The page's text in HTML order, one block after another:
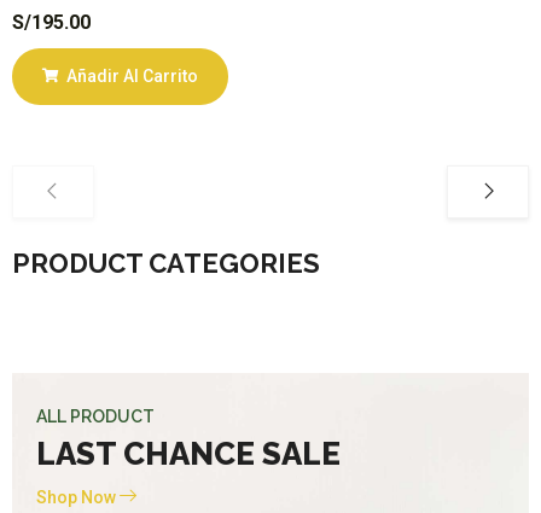
S/195.00
Añadir Al Carrito
PRODUCT CATEGORIES
ALL PRODUCT
LAST CHANCE SALE
Shop Now